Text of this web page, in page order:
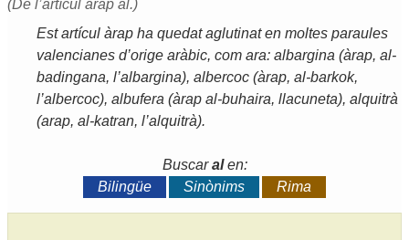
(De l’artícul àrap al.)
Est artícul àrap ha quedat aglutinat en moltes paraules
valencianes d’orige aràbic, com ara: albargina (àrap, al-
badingana, l’albargina), albercoc (àrap, al-barkok,
l’albercoc), albufera (àrap al-buhaira, llacuneta), alquitrà
(arap, al-katran, l’alquitrà).
Buscaralen:
Bilingüe
Sinònims Rima